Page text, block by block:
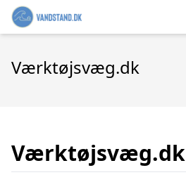
Værktøjsvæg.dk
Værktøjsvæg.dk